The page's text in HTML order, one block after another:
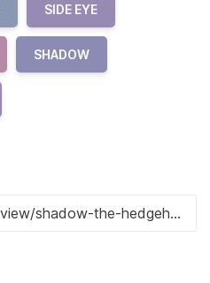
SIDE EYE
SHADOW